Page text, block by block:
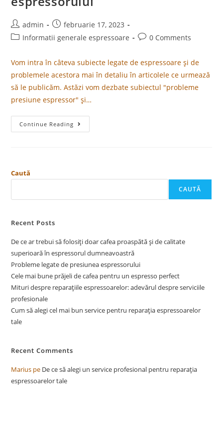
admin
februarie 17, 2023
Informatii generale espressoare
0 Comments
Vom intra în câteva subiecte legate de espressoare și de
problemele acestora mai în detaliu în articolele ce urmează
să le publicăm. Astăzi vom dezbate subiectul "probleme
presiune espressor" și…
Continue Reading
Caută
CAUTĂ
Recent Posts
De ce ar trebui să folosiți doar cafea proaspătă și de calitate
superioară în espressorul dumneavoastră
Probleme legate de presiunea espressorului
Cele mai bune prăjeli de cafea pentru un espresso perfect
Mituri despre reparațiile espressoarelor: adevărul despre serviciile
profesionale
Cum să alegi cel mai bun service pentru reparația espressoarelor
tale
Recent Comments
Marius pe De ce să alegi un service profesional pentru reparația
espressoarelor tale